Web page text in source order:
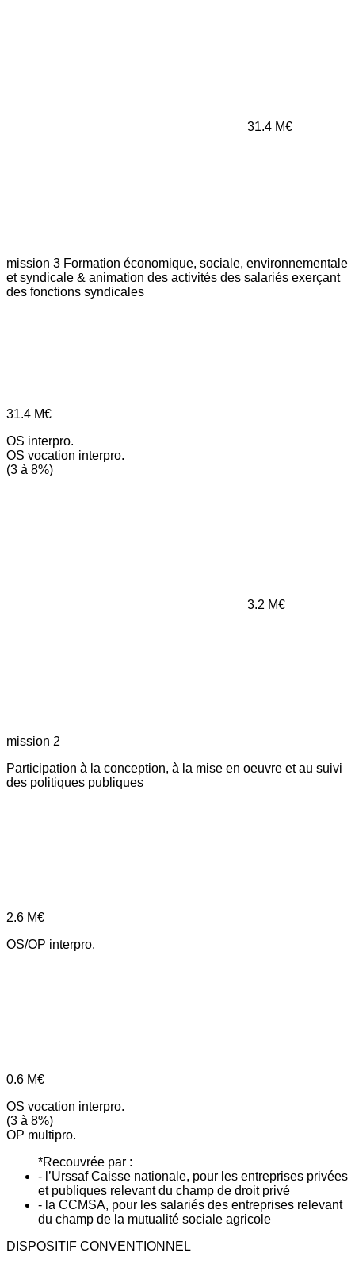
31.4 M€
mission 3 Formation économique, sociale, environnementale
et syndicale & animation des activités des salariés exerçant
des fonctions syndicales
31.4 M€
OS interpro.
OS vocation interpro.
(3 à 8%)
3.2 M€
mission 2
Participation à la conception, à la mise en oeuvre et au suivi
des politiques publiques
2.6 M€
OS/OP interpro.
0.6 M€
OS vocation interpro.
(3 à 8%)
OP multipro.
*Recouvrée par :
- l’Urssaf Caisse nationale, pour les entreprises privées
et publiques relevant du champ de droit privé
- la CCMSA, pour les salariés des entreprises relevant
du champ de la mutualité sociale agricole
DISPOSITIF CONVENTIONNEL